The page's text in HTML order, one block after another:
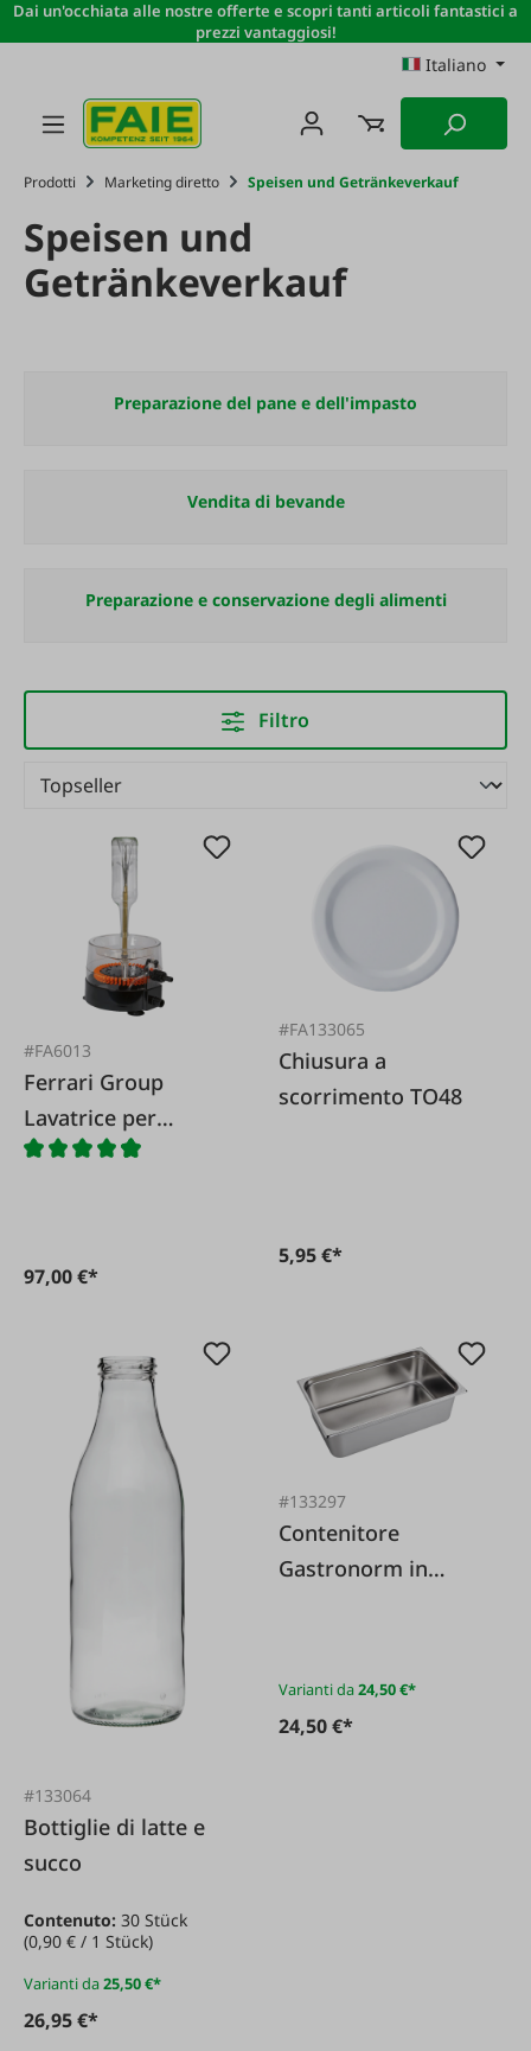
Passa al contenuto principale
Dai un'occhiata alle nostre offerte e scopri tanti articoli fantastici a
prezzi vantaggiosi!
Italiano
Prodotti Marketing diretto Speisen und Getränkeverkauf
Speisen und
Getränkeverkauf
Preparazione del pane e dell'impasto
Vendita di bevande
Preparazione e conservazione degli alimenti
Filtro
#FA6013
Ferrari Group
Lavatrice per
bottiglie
97,00 €*
#FA133065
Chiusura a
scorrimento TO48
5,95 €*
#133064
Bottiglie di latte e
succo
Contenuto: 30 Stück
(0,90 € / 1 Stück)
Varianti da25,50 €*
26,95 €*
#133297
Contenitore
Gastronorm in
Varianti da24,50 €*
24,50 €*